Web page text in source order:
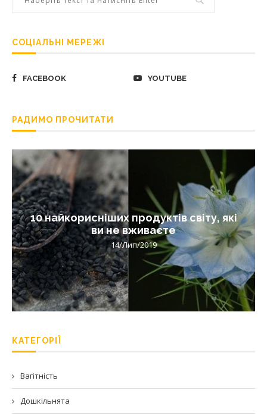
СОЦІАЛЬНІ МЕРЕЖІ
FACEBOOK YOUTUBE
РАДИМО ПРОЧИТАТИ
10 найкорисніших продуктів світу, які
ви не вживаєте
14/Лип/2019
КАТЕГОРІЇ
Вагітність
Дошкільнята